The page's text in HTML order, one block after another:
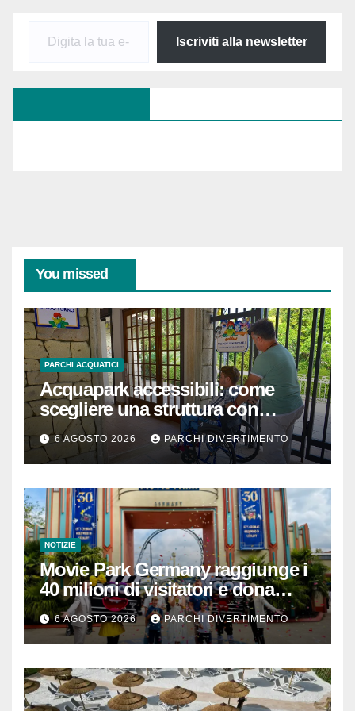
Digita
Iscriviti alla newsletter
You missed
PARCHI ACQUATICI
Acquapark accessibili: come
scegliere una struttura con
passeggino o sedia a rotelle
6 AGOSTO 2026 PARCHI DIVERTIMENTO
NOTIZIE
Movie Park Germany raggiunge i
40 milioni di visitatori e dona
40.000 euro
6 AGOSTO 2026 PARCHI DIVERTIMENTO